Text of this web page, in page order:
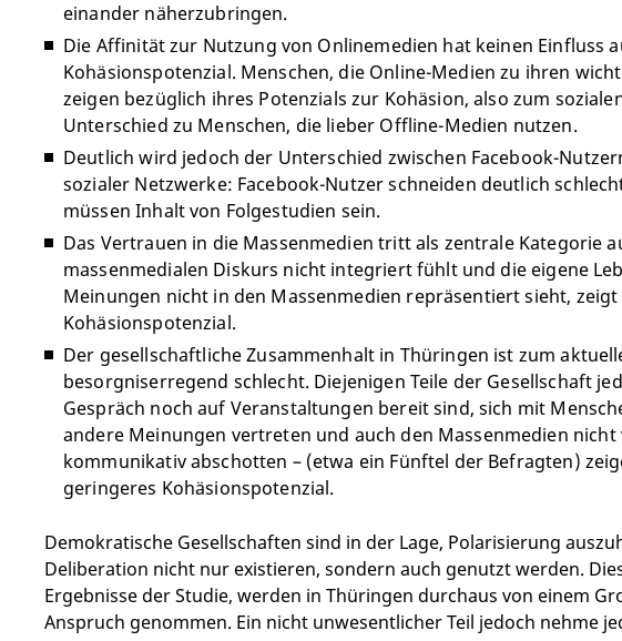
einander näherzubringen.
Die Affinität zur Nutzung von Onlinemedien hat keinen Einfluss
Kohäsionspotenzial. Menschen, die Online-Medien zu ihren
zeigen bezüglich ihres Potenzials zur Kohäsion, also zum
Unterschied zu Menschen, die lieber Offline-Medien nutzen.
Deutlich wird jedoch der Unterschied zwischen Facebook-
sozialer Netzwerke: Facebook-Nutzer schneiden deutlich
müssen Inhalt von Folgestudien sein.
Das Vertrauen in die Massenmedien tritt als zentrale Kategorie
massenmedialen Diskurs nicht integriert fühlt und die eigene
Meinungen nicht in den Massenmedien repräsentiert sieht,
Kohäsionspotenzial.
Der gesellschaftliche Zusammenhalt in Thüringen ist zum
besorgniserregend schlecht. Diejenigen Teile der Gesellschaft
Gespräch noch auf Veranstaltungen bereit sind, sich mit
andere Meinungen vertreten und auch den Massenmedien nicht
kommunikativ abschotten – (etwa ein Fünftel der Befragten)
geringeres Kohäsionspotenzial.
Demokratische Gesellschaften sind in der Lage, Polarisierung
Deliberation nicht nur existieren, sondern auch genutzt werden.
Ergebnisse der Studie, werden in Thüringen durchaus von einem
Anspruch genommen. Ein nicht unwesentlicher Teil jedoch nehme